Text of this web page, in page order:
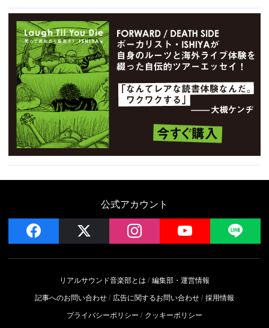
公式アカウント
facebook instagram YouTube
リアルサウンド音楽部とは
編集部・運営情報
記事へのお問い合わせ
広告に関するお問い合わせ 採用情報
プライバシーポリシー
クッキーポリシー